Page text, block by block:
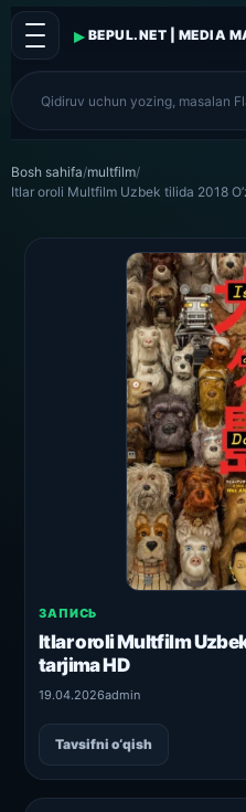
▸ BEPUL.NET | MEDIA
Bosh sahifa/multfilm/
Itlar oroli Multfilm Uzbek tilida 2018
ЗАПИСЬ
Itlar oroli Multfilm
tarjima HD
19.04.2026admin
Tavsifni o‘qish